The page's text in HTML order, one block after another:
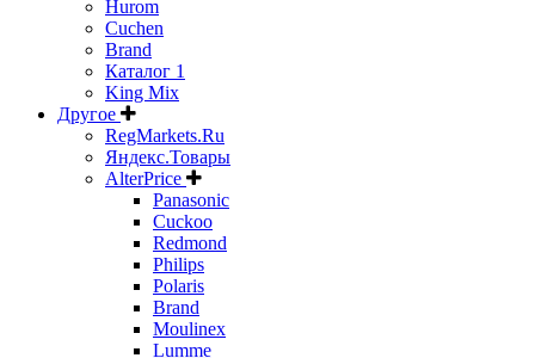
Hurom
Cuchen
Brand
Каталог 1
King Mix
Другое
RegMarkets.Ru
Яндекс.Товары
AlterPrice
Panasonic
Cuckoo
Redmond
Philips
Polaris
Brand
Moulinex
Lumme